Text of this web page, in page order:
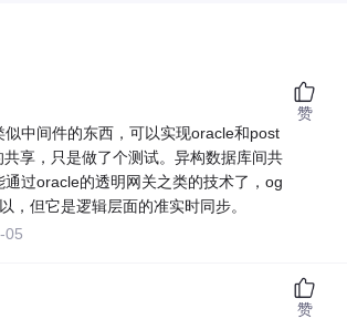
似中间件的东西，可以实现oracle和post
享，只是做了个测试。异构数据库间共
通过oracle的透明网关之类的技术了，og
，但它是逻辑层面的准实时同步。
05
赞
赞